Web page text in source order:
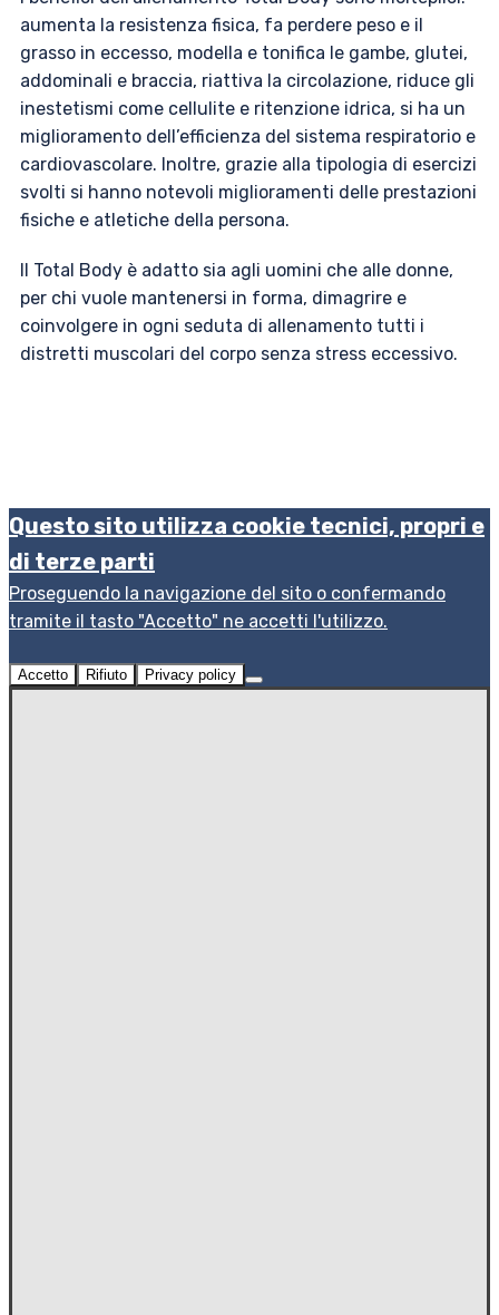
aumenta la resistenza fisica, fa perdere peso e il
grasso in eccesso, modella e tonifica le gambe, glutei,
addominali e braccia, riattiva la circolazione, riduce gli
inestetismi come cellulite e ritenzione idrica, si ha un
miglioramento dell’efficienza del sistema respiratorio e
cardiovascolare. Inoltre, grazie alla tipologia di esercizi
svolti si hanno notevoli miglioramenti delle prestazioni
fisiche e atletiche della persona.
Il Total Body è adatto sia agli uomini che alle donne,
per chi vuole mantenersi in forma, dimagrire e
coinvolgere in ogni seduta di allenamento tutti i
distretti muscolari del corpo senza stress eccessivo.
Questo sito utilizza cookie tecnici, propri e
di terze parti
Proseguendo la navigazione del sito o confermando
tramite il tasto "Accetto" ne accetti l'utilizzo.
Accetto Rifiuto Privacy policy